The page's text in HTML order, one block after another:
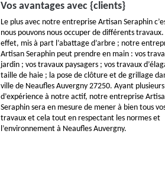
Vos avantages avec {clients}
Le plus avec notre entreprise Artisan Seraphin
nous pouvons nous occuper de différents travaux.
effet, mis à part l’abattage d’arbre ; notre
Artisan Seraphin peut prendre en main : vos
jardin ; vos travaux paysagers ; vos travaux
taille de haie ; la pose de clôture et de grillage
ville de Neaufles Auvergny 27250. Ayant
d’expérience à notre actif, notre entreprise
Seraphin sera en mesure de mener à bien tous
travaux et cela tout en respectant les normes et
l’environnement à Neaufles Auvergny.